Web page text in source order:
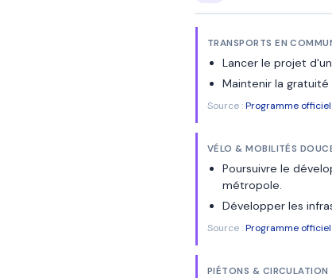
TRANSPORTS EN
Lancer le projet
Maintenir la
Source :Programme
VÉLO & MOBILITÉS
Poursuivre le
métropole.
Développer les
Source :Programme
PIÉTONS & CIRCULATION